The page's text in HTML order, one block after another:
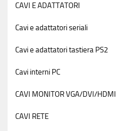
CAVI E ADATTATORI
Cavi e adattatori seriali
Cavi e adattatori tastiera PS2
Cavi interni PC
CAVI MONITOR VGA/DVI/HDMI
CAVI RETE